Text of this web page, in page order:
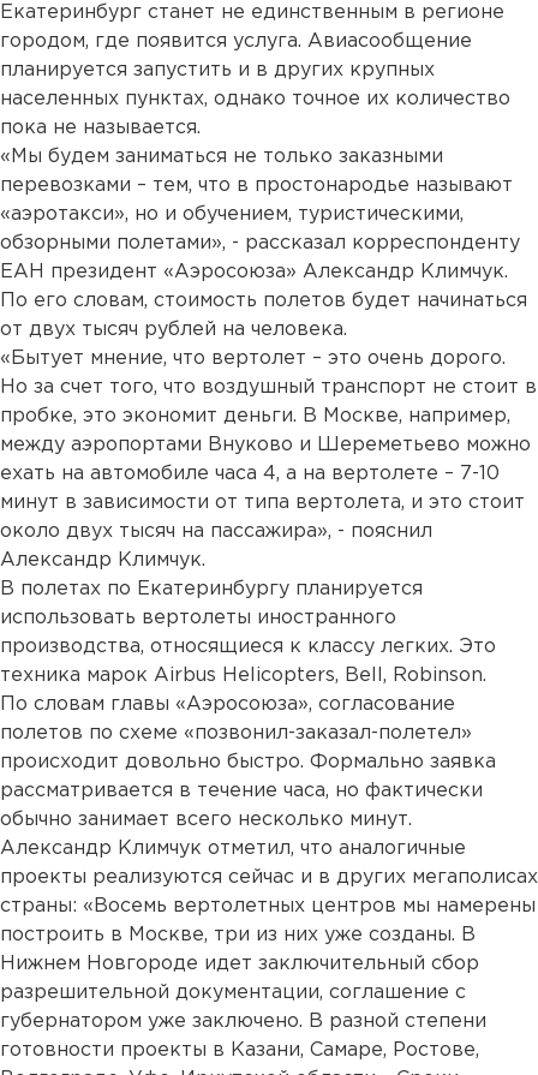
Екатеринбург станет не единственным в регионе
городом, где появится услуга. Авиасообщение
планируется запустить и в других крупных
населенных пунктах, однако точное их количество
пока не называется.
«Мы будем заниматься не только заказными
перевозками – тем, что в простонародье называют
«аэротакси», но и обучением, туристическими,
обзорными полетами», - рассказал корреспонденту
ЕАН президент «Аэросоюза» Александр Климчук.
По его словам, стоимость полетов будет начинаться
от двух тысяч рублей на человека.
«Бытует мнение, что вертолет – это очень дорого.
Но за счет того, что воздушный транспорт не стоит в
пробке, это экономит деньги. В Москве, например,
между аэропортами Внуково и Шереметьево можно
ехать на автомобиле часа 4, а на вертолете – 7-10
минут в зависимости от типа вертолета, и это стоит
около двух тысяч на пассажира», - пояснил
Александр Климчук.
В полетах по Екатеринбургу планируется
использовать вертолеты иностранного
производства, относящиеся к классу легких. Это
техника марок Airbus Helicopters, Bell, Robinson.
По словам главы «Аэросоюза», согласование
полетов по схеме «позвонил-заказал-полетел»
происходит довольно быстро. Формально заявка
рассматривается в течение часа, но фактически
обычно занимает всего несколько минут.
Александр Климчук отметил, что аналогичные
проекты реализуются сейчас и в других мегаполисах
страны: «Восемь вертолетных центров мы намерены
построить в Москве, три из них уже созданы. В
Нижнем Новгороде идет заключительный сбор
разрешительной документации, соглашение с
губернатором уже заключено. В разной степени
готовности проекты в Казани, Самаре, Ростове,